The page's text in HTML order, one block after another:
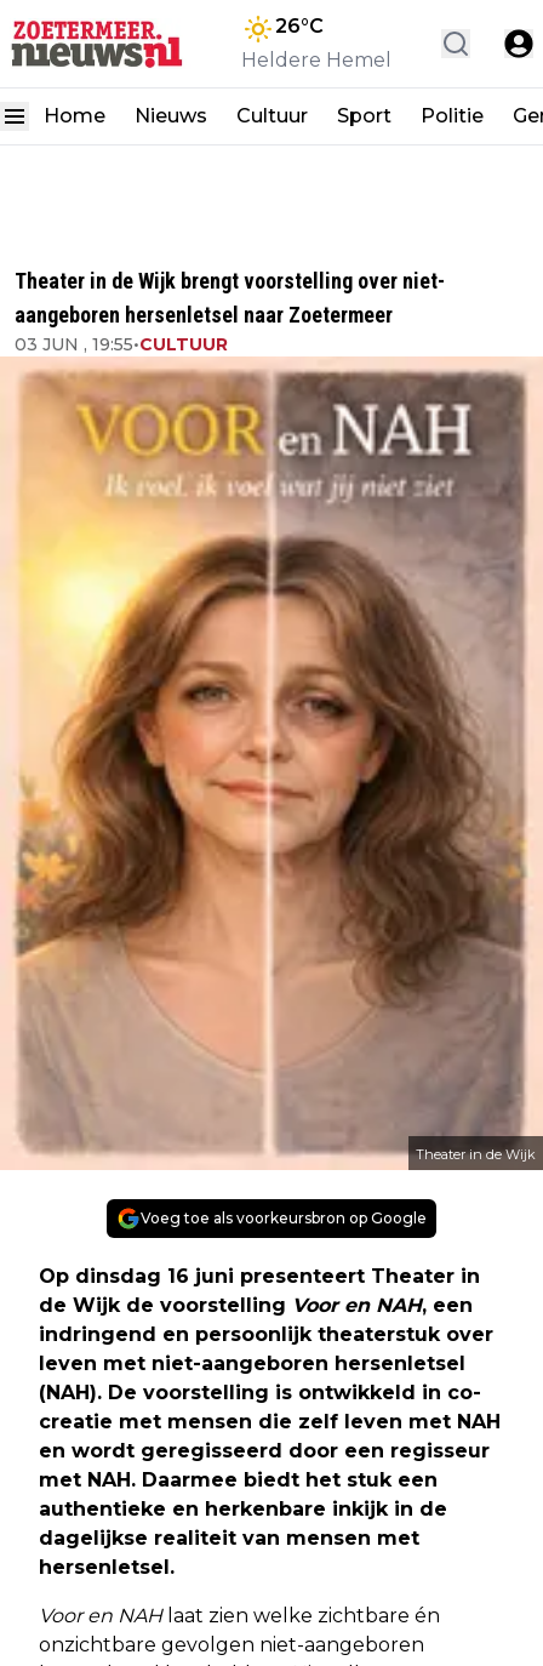
26°C
Heldere Hemel
Home Nieuws Cultuur Sport Politie
Theater in de Wijk brengt voorstelling over niet-
aangeboren hersenletsel naar Zoetermeer
03 JUN , 19:55•CULTUUR
Theater in de Wijk
Voeg toe als voorkeursbron op Google
Op dinsdag 16 juni presenteert Theater in
de Wijk de voorstelling Voor en NAH, een
indringend en persoonlijk theaterstuk over
leven met niet-aangeboren hersenletsel
(NAH). De voorstelling is ontwikkeld in co-
creatie met mensen die zelf leven met NAH
en wordt geregisseerd door een regisseur
met NAH. Daarmee biedt het stuk een
authentieke en herkenbare inkijk in de
dagelijkse realiteit van mensen met
hersenletsel.
Voor en NAHlaat zien welke zichtbare én
onzichtbare gevolgen niet-aangeboren